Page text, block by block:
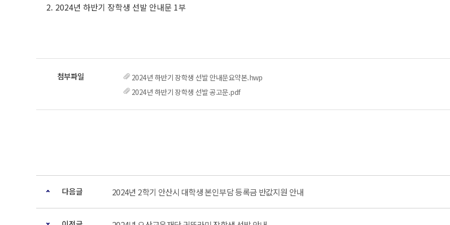
2024년 하반기 장학생 선발 안내문 1부
2024년 하반기 장학생 선발 안내문요약본.hwp
2024년 하반기 장학생 선발 공고문.pdf
다음글 2024년 2학기 안산시 대학생 본인부담 등록금 반값지원 안내